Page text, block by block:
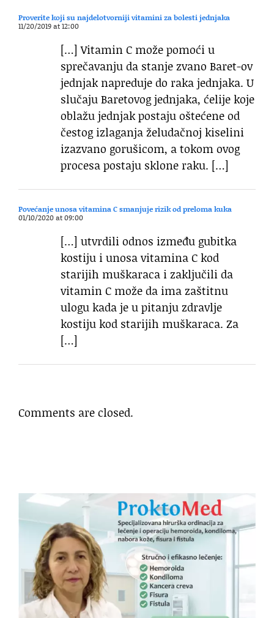
Proverite koji su najdelotvorniji vitamini za bolesti jednjaka
11/20/2019 at 12:00
[…] Vitamin C može pomoći u
sprečavanju da stanje zvano Baret-ov
jednjak napreduje do raka jednjaka. U
slučaju Baretovog jednjaka, ćelije koje
oblažu jednjak postaju oštećene od
čestog izlaganja želudačnoj kiselini
izazvano gorušicom, a tokom ovog
procesa postaju sklone raku. […]
Povećanje unosa vitamina C smanjuje rizik od preloma kuka
01/10/2020 at 09:00
[…] utvrdili odnos između gubitka
kostiju i unosa vitamina C kod
starijih muškaraca i zaključili da
vitamin C može da ima zaštitnu
ulogu kada je u pitanju zdravlje
kostiju kod starijih muškaraca. Za
[…]
Comments are closed.